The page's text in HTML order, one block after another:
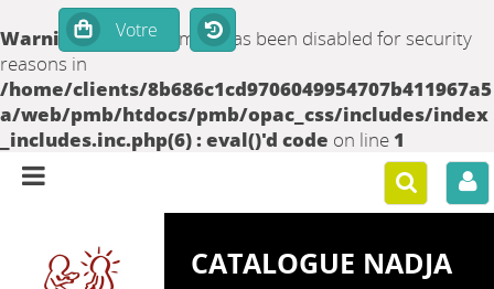
Warning: set_time_limit() has been disabled for security
reasons in
/home/clients/8b686c1cd9706049954707b411967a5
a/web/pmb/htdocs/pmb/opac_css/includes/index
_includes.inc.php(6) : eval()'d code on line 1
CATALOGUE NADJA